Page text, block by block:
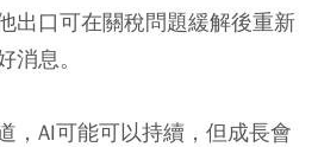
出口可在關稅問題緩解後重新
消息。
，AI可能可以持續，但成長會